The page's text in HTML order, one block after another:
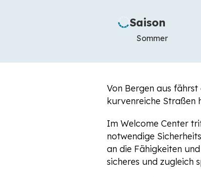
Saison
Sommer
Von Bergen aus
kurvenreiche Straßen
Im Welcome Center
notwendige
an die Fähigkeiten
sicheres und zugleich